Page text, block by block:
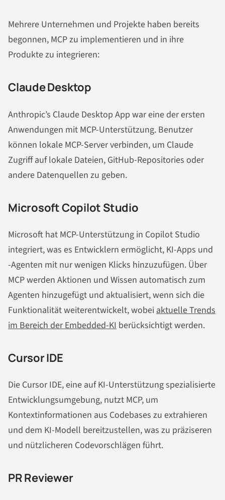
Mehrere Unternehmen und Projekte haben bereits
begonnen, MCP zu implementieren und in ihre
Produkte zu integrieren:
Claude Desktop
Anthropic’s Claude Desktop App war eine der ersten
Anwendungen mit MCP-Unterstützung. Benutzer
können lokale MCP-Server verbinden, um Claude
Zugriff auf lokale Dateien, GitHub-Repositories oder
andere Datenquellen zu geben.
Microsoft Copilot Studio
Microsoft hat MCP-Unterstützung in Copilot Studio
integriert, was es Entwicklern ermöglicht, KI-Apps und
-Agenten mit nur wenigen Klicks hinzuzufügen. Über
MCP werden Aktionen und Wissen automatisch zum
Agenten hinzugefügt und aktualisiert, wenn sich die
Funktionalität weiterentwickelt, wobei aktuelle Trends
im Bereich der Embedded-KI berücksichtigt werden.
Cursor IDE
Die Cursor IDE, eine auf KI-Unterstützung spezialisierte
Entwicklungsumgebung, nutzt MCP, um
Kontextinformationen aus Codebases zu extrahieren
und dem KI-Modell bereitzustellen, was zu präziseren
und nützlicheren Codevorschlägen führt.
PR Reviewer